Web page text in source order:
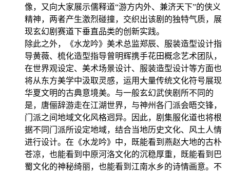
像，又向大家展示儒释道“游方内外、兼济天下”的侠义
精神，两者产生激烈碰撞，交织出该剧的独特气质，展
现玄幻剧赛道下垂直品类的创新实践。
除此之外，《水龙吟》美术总监郑辰、服装造型设计指
导黄薇、梳化造型指导曾明辉携手花田概念艺术团队，
在世界观设定、美术场景设计、服装造型设计等方面也
将从东方美学中汲取灵感，运用大量传统文化符号展现
华夏文明的古典意境美。与一般玄幻武侠剧所不同的
是，唐俪辞游走在江湖世界，与神州各门派会晤交锋，
门派之间地域文化风格迥异。因此，剧集服化道也将根
据不同门派所设定地域，结合当地历史文化、风土人情
进行设计。在《水龙吟》中，既能看到燕赵大地的古朴
苍凉，也能看到中原河洛文化的沉稳厚重，既能看到巴
蜀文化的神秘绮丽，也能看到江南水乡的诗情画意。不